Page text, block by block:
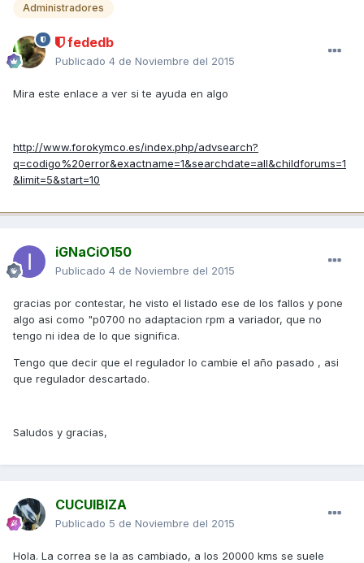
Administradores
fededb
Publicado 4 de Noviembre del 2015
Mira este enlace a ver si te ayuda en algo
http://www.forokymco.es/index.php/advsearch?
q=codigo%20error&exactname=1&searchdate=all&childforums=1
&limit=5&start=10
iGNaCiO150
Publicado 4 de Noviembre del 2015
gracias por contestar, he visto el listado ese de los fallos y pone
algo asi como "p0700 no adaptacion rpm a variador, que no
tengo ni idea de lo que significa.
Tengo que decir que el regulador lo cambie el año pasado , asi
que regulador descartado.
Saludos y gracias,
CUCUIBIZA
Publicado 5 de Noviembre del 2015
Hola. La correa se la as cambiado, a los 20000 kms se suele